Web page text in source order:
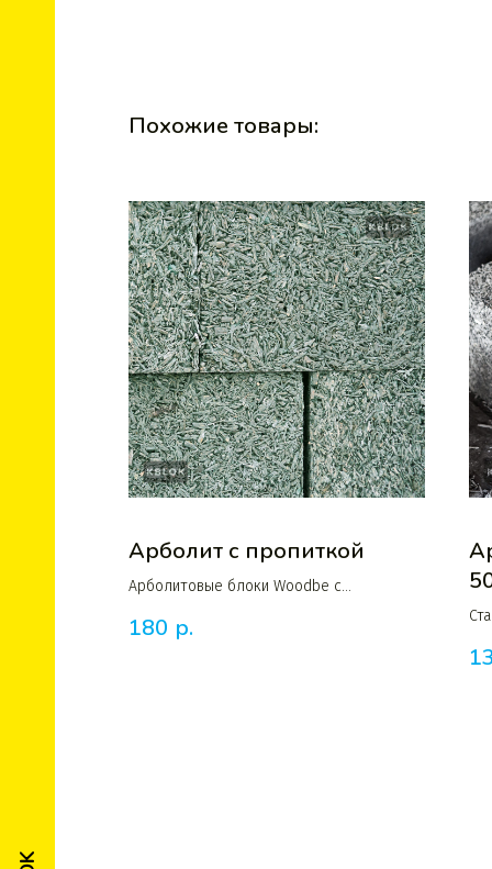
Похожие товары:
Арболит с пропиткой
Арболитовые блоки Woodbe c
цвета
180 р.
в